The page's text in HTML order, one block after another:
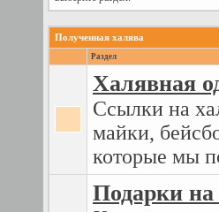
Полученная халява
Раздел
Халявная
Ссылки на
майки,
которые мы
Подарки на